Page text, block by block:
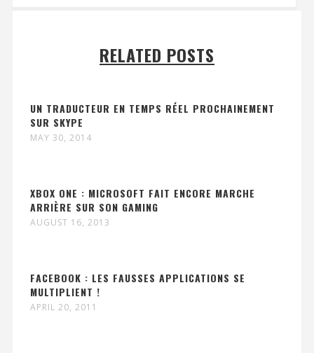
RELATED POSTS
UN TRADUCTEUR EN TEMPS RÉEL PROCHAINEMENT
SUR SKYPE
MAY 30, 2014
XBOX ONE : MICROSOFT FAIT ENCORE MARCHE
ARRIÈRE SUR SON GAMING
AUGUST 16, 2013
FACEBOOK : LES FAUSSES APPLICATIONS SE
MULTIPLIENT !
APRIL 20, 2011